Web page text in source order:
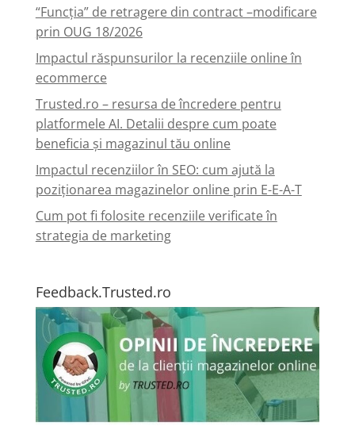
“Funcția” de retragere din contract –modificare
prin OUG 18/2026
Impactul răspunsurilor la recenziile online în
ecommerce
Trusted.ro – resursa de încredere pentru
platformele AI. Detalii despre cum poate
beneficia și magazinul tău online
Impactul recenziilor în SEO: cum ajută la
poziționarea magazinelor online prin E-E-A-T
Cum pot fi folosite recenziile verificate în
strategia de marketing
Feedback.Trusted.ro